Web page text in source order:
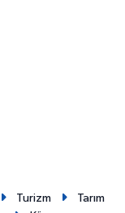
Turizm
Tarım